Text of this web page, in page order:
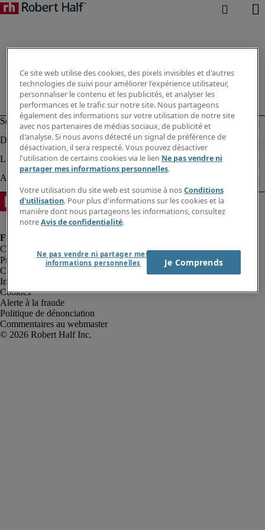
Protection des données personnelles
Conditions d’utilisation
Informations sur la société
Cookies
Alerte à la fraude
Politique de dénonciation
Commentaires au webmaster
Ce site web utilise des cookies, des pixels invisibles et d'autres
technologies de suivi pour améliorer l'expérience utilisateur,
personnaliser le contenu et les publicités, et analyser les
performances et le trafic sur notre site. Nous partageons
également des informations sur votre utilisation de notre site
avec nos partenaires de médias sociaux, de publicité et
d'analyse. Si nous avons détecté un signal de préférence de
désactivation, il sera respecté. Vous pouvez désactiver
l'utilisation de certains cookies via le lien Ne pas vendre ni
partager mes informations personnelles.
Votre utilisation du site web est soumise à nosConditions
d'utilisation. Pour plus d'informations sur les cookies et la
manière dont nous partageons les informations, consultez
notreAvis de confidentialité.
Ne pas vendre ni partager mes
informations personnelles
Je Comprends